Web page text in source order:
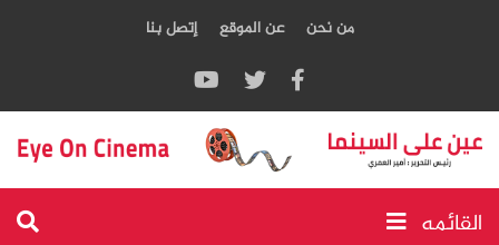
من نحن عن الموقع إتصل بنا
القائمه